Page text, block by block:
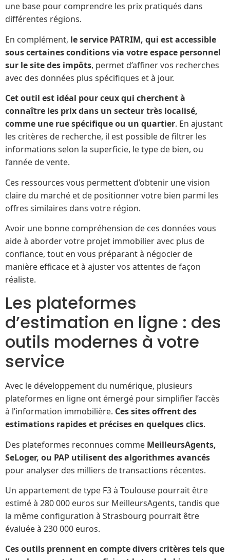
une base pour comprendre les prix pratiqués dans
différentes régions.
En complément, le service PATRIM, qui est accessible
sous certaines conditions via votre espace personnel
sur le site des impôts, permet d’affiner vos recherches
avec des données plus spécifiques et à jour.
Cet outil est idéal pour ceux qui cherchent à
connaître les prix dans un secteur très localisé,
comme une rue spécifique ou un quartier. En ajustant
les critères de recherche, il est possible de filtrer les
informations selon la superficie, le type de bien, ou
l’année de vente.
Ces ressources vous permettent d’obtenir une vision
claire du marché et de positionner votre bien parmi les
offres similaires dans votre région.
Avoir une bonne compréhension de ces données vous
aide à aborder votre projet immobilier avec plus de
confiance, tout en vous préparant à négocier de
manière efficace et à ajuster vos attentes de façon
réaliste.
Les plateformes
d’estimation en ligne : des
outils modernes à votre
service
Avec le développement du numérique, plusieurs
plateformes en ligne ont émergé pour simplifier l’accès
à l’information immobilière. Ces sites offrent des
estimations rapides et précises en quelques clics.
Des plateformes reconnues comme MeilleursAgents,
SeLoger, ou PAP utilisent des algorithmes avancés
pour analyser des milliers de transactions récentes.
Un appartement de type F3 à Toulouse pourrait être
estimé à 280 000 euros sur MeilleursAgents, tandis que
la même configuration à Strasbourg pourrait être
évaluée à 230 000 euros.
Ces outils prennent en compte divers critères tels que